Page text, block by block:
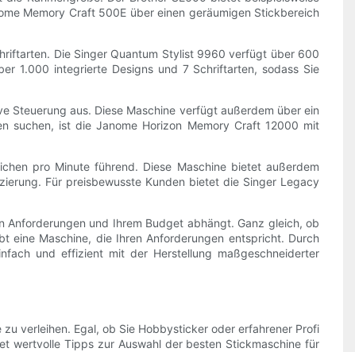
Memory Craft 500E über einen geräumigen Stickbereich
Die Singer Quantum Stylist 9960 verfügt über 600
1.000 integrierte Designs und 7 Schriftarten, sodass Sie
Steuerung aus. Diese Maschine verfügt außerdem über ein
suchen, ist die Janome Horizon Memory Craft 12000 mit
pro Minute führend. Diese Maschine bietet außerdem
Für preisbewusste Kunden bietet die Singer Legacy
und Ihrem Budget abhängt. Ganz gleich, ob
eine Maschine, die Ihren Anforderungen entspricht. Durch
und effizient mit der Herstellung maßgeschneiderter
verleihen. Egal, ob Sie Hobbysticker oder erfahrener Profi
wertvolle Tipps zur Auswahl der besten Stickmaschine für